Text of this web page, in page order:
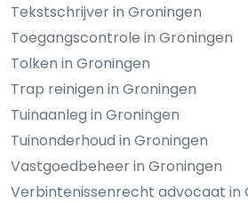
Tekstschrijver in Groningen
Toegangscontrole in Groningen
Tolken in Groningen
Trap reinigen in Groningen
Tuinaanleg in Groningen
Tuinonderhoud in Groningen
Vastgoedbeheer in Groningen
Verbintenissenrecht advocaat in